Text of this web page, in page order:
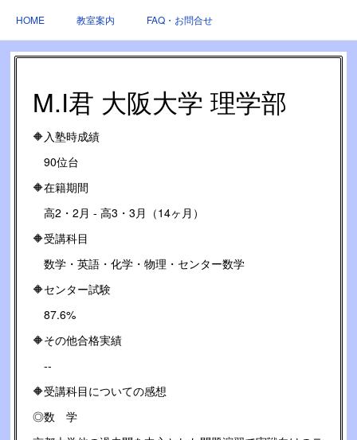
HOME 教室案内 FAQ・お問合せ
M.I君 大阪大学 理学部
🔶入塾時成績
90位台
🔶在籍期間
高2・2月 - 高3・3月（14ヶ月）
🔶受講科目
数学・英語・化学・物理・センター数学
🔶センター試験
87.6%
🔶その他合格実績
--
🔶受講科目についての感想
◎数 学